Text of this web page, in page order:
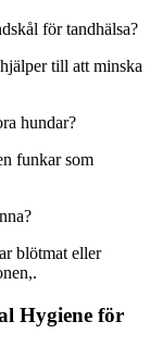
för tandhälsa?
till att minska
hundar?
funkar som
blötmat eller
Hygiene för